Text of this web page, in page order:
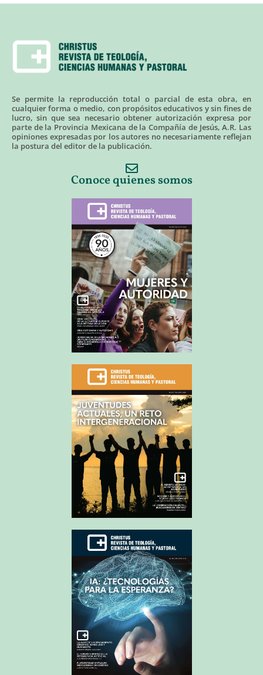
Se permite la reproducción total o parcial de esta obra, en
cualquier forma o medio, con propósitos educativos y sin fines de
lucro, sin que sea necesario obtener autorización expresa por
parte de la Provincia Mexicana de la Compañía de Jesús, A.R. Las
opiniones expresadas por los autores no necesariamente reflejan
la postura del editor de la publicación.
Conoce quienes somos